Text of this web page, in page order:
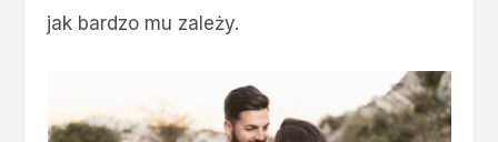
jak bardzo mu zależy.